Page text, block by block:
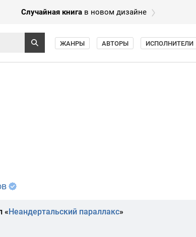
Случайная книга в новом дизайне
ЖАНРЫ АВТОРЫ ИСПОЛНИТЕЛИ
«Неандертальский параллакс»